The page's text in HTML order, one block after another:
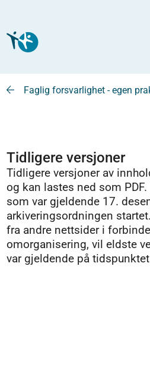
Faglig forsvarlighet - egen
Tidligere versjoner
Tidligere versjoner av
og kan lastes ned som
som var gjeldende 17.
arkiveringsordningen
fra andre nettsider i
omorganisering, vil eldste
var gjeldende på